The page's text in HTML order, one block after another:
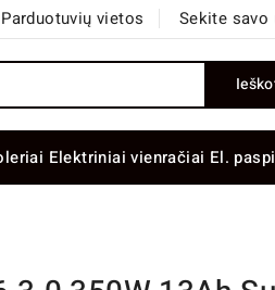
Parduotuvių vietos Sekite savo
Elektriniai vienračiai El.